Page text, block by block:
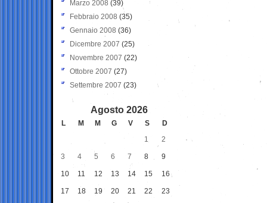
Marzo 2008 (39)
Febbraio 2008 (35)
Gennaio 2008 (36)
Dicembre 2007 (25)
Novembre 2007 (22)
Ottobre 2007 (27)
Settembre 2007 (23)
Agosto 2026
L M M G V S
D
1
2
3 4 5 6 7 8 9
10 11 12 13 14 15 16
17 18 19 20 21 22 23